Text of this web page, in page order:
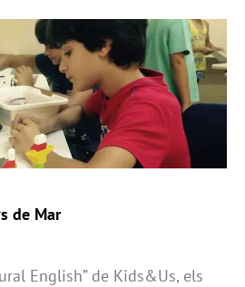
de Mar
English” de Kids&Us, els